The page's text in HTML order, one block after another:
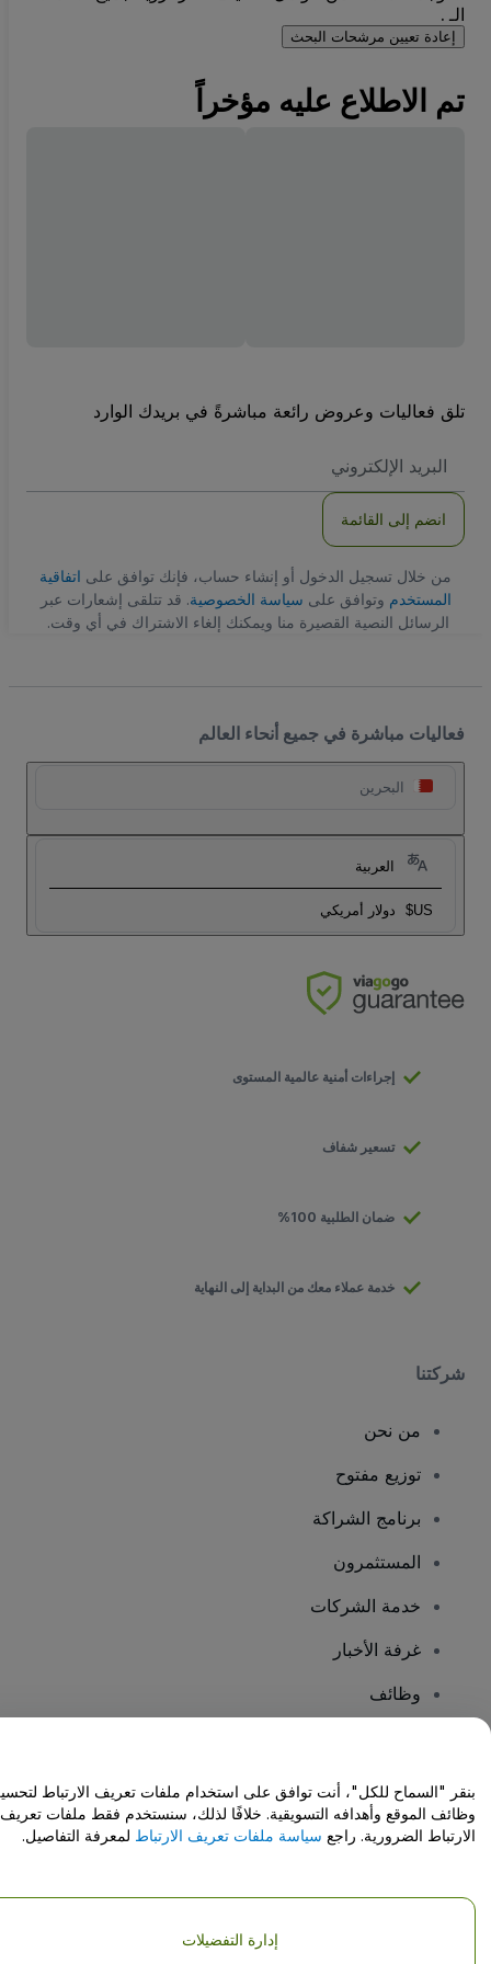
الـ .
إعادة تعيين مرشحات البحث
تم الاطلاع عليه مؤخراً
تلق فعاليات وعروض رائعة مباشرةً في بريدك الوارد
الاكتروني
انضم إلى القائمة
من خلال تسجيل الدخول أو إنشاء حساب، فإنك توافق على اتفاقية
المستخدم وتوافق على سياسة الخصوصية. قد تتلقى إشعارات عبر
الرسائل النصية القصيرة منا ويمكنك إلغاء الاشتراك في أي وقت.
فعاليات مباشرة في جميع أنحاء العالم
البحرين
العربية
US$ دولار أمريكي
إجراءات أمنية عالمية المستوى
تسعير شفاف
ضمان الطلبية 100%
خدمة عملاء معك من البداية إلى النهاية
شركتنا
من نحن
توزيع مفتوح
برنامج الشراكة
المستثمرون
خدمة الشركات
غرفة الأخبار
وظائف
مركز المساعدة / اتصل بنا
حقوق النشر © شركة فياجوجو المحدودة 2026
تفاصيل الشركة
بنقر "السماح للكل"، أنت توافق على استخدام ملفات تعريف الارتباط
وظائف الموقع وأهدافه التسويقية. خلافًا لذلك، سنستخدم فقط ملفات تعريف
الارتباط الضرورية. راجع سياسة ملفات تعريف الارتباط لمعرفة التفاصيل.
إدارة التفضيلات